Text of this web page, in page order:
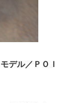
デル／ＰＯＩ